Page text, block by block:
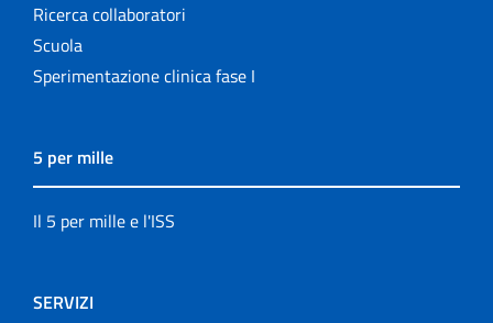
Ricerca collaboratori
Scuola
Sperimentazione clinica fase I
5 per mille
Il 5 per mille e l'ISS
SERVIZI